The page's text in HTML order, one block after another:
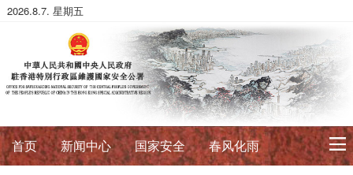
2026.8.7. 星期五
首页 新闻中心 国家安全 春风化雨